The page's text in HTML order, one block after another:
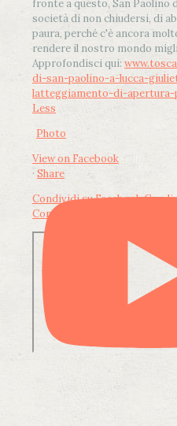
fronte a questo, San Paolino
società di non chiudersi, di
paura, perché c'è ancora
rendere il nostro mondo
Approfondisci qui:
di-san-paolino-a-lucca-
latteggiamento-di-apertura-
Less
Photo
View on Facebook
· Share
Condividi su Facebook
Condividi su LinkedIn